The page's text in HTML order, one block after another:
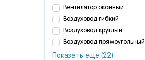
Вентилятор оконный
Воздуховод гибкий
Воздуховод круглый
Воздуховод прямоугольный
Показать еще (22)